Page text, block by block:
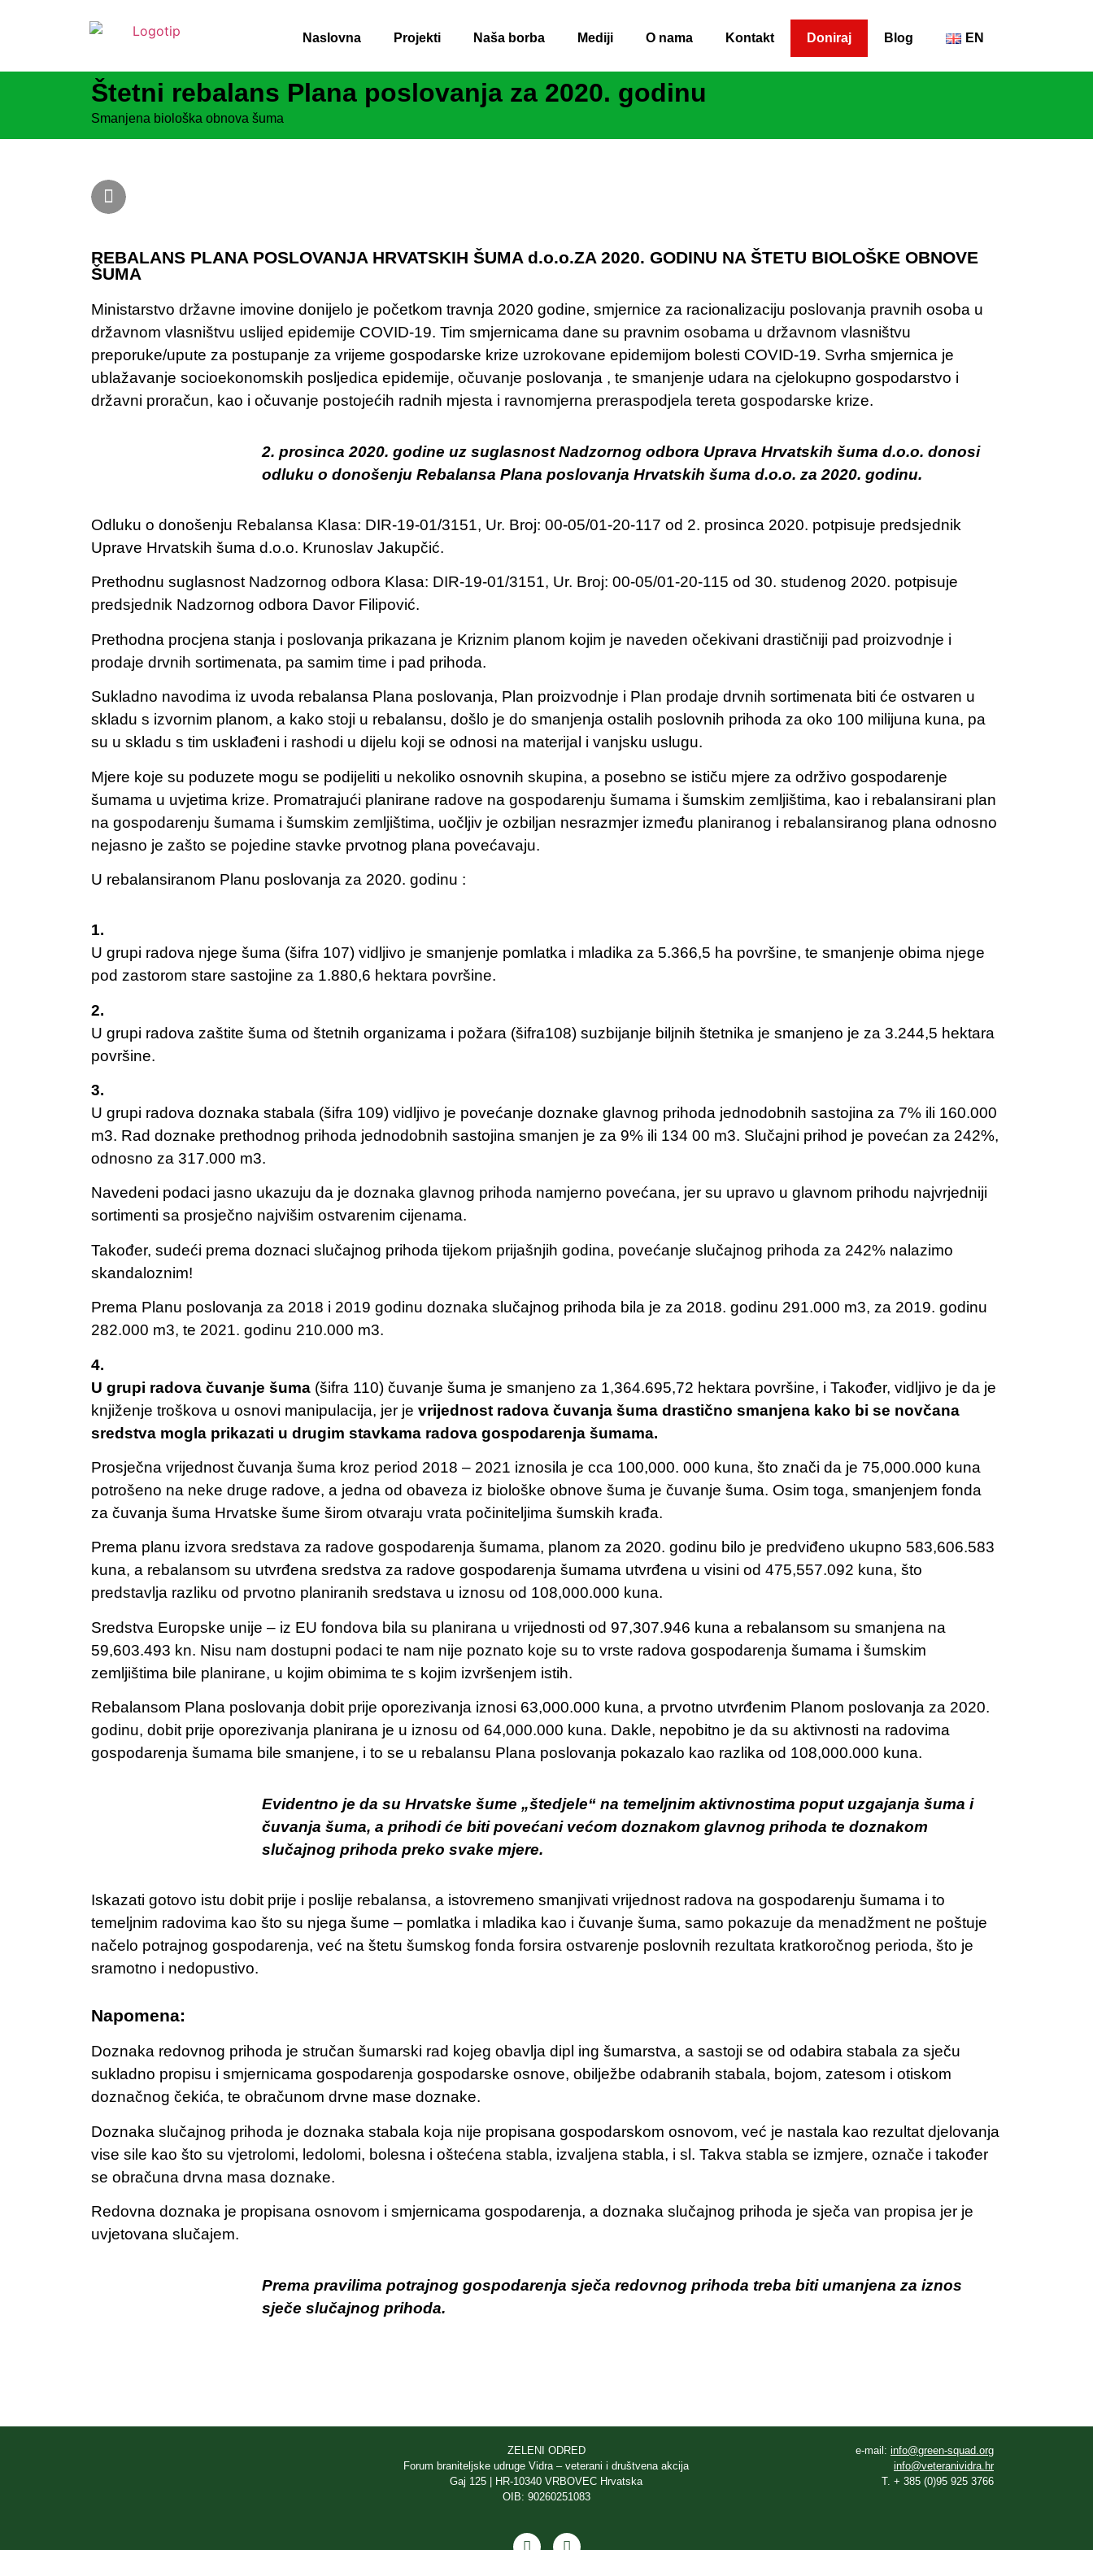
Naslovna Projekti Naša borba Mediji O nama Kontakt Doniraj Blog EN
Štetni rebalans Plana poslovanja za 2020. godinu
Smanjena biološka obnova šuma
REBALANS PLANA POSLOVANJA HRVATSKIH ŠUMA d.o.o.ZA 2020. GODINU NA ŠTETU BIOLOŠKE OBNOVE
ŠUMA
Ministarstvo državne imovine donijelo je početkom travnja 2020 godine, smjernice za racionalizaciju poslovanja pravnih osoba u
državnom vlasništvu uslijed epidemije COVID-19. Tim smjernicama dane su pravnim osobama u državnom vlasništvu
preporuke/upute za postupanje za vrijeme gospodarske krize uzrokovane epidemijom bolesti COVID-19. Svrha smjernica je
ublažavanje socioekonomskih posljedica epidemije, očuvanje poslovanja , te smanjenje udara na cjelokupno gospodarstvo i
državni proračun, kao i očuvanje postojećih radnih mjesta i ravnomjerna preraspodjela tereta gospodarske krize.
2. prosinca 2020. godine uz suglasnost Nadzornog odbora Uprava Hrvatskih šuma d.o.o. donosi
odluku o donošenju Rebalansa Plana poslovanja Hrvatskih šuma d.o.o. za 2020. godinu.
Odluku o donošenju Rebalansa Klasa: DIR-19-01/3151, Ur. Broj: 00-05/01-20-117 od 2. prosinca 2020. potpisuje predsjednik
Uprave Hrvatskih šuma d.o.o. Krunoslav Jakupčić.​
Prethodnu suglasnost Nadzornog odbora Klasa: DIR-19-01/3151, Ur. Broj: 00-05/01-20-115 od 30. studenog 2020. potpisuje
predsjednik Nadzornog odbora Davor Filipović.
Prethodna procjena stanja i poslovanja prikazana je Kriznim planom kojim je naveden očekivani drastičniji pad proizvodnje i
prodaje drvnih sortimenata, pa samim time i pad prihoda.
Sukladno navodima iz uvoda rebalansa Plana poslovanja, Plan proizvodnje i Plan prodaje drvnih sortimenata biti će ostvaren u
skladu s izvornim planom, a kako stoji u rebalansu, došlo je do smanjenja ostalih poslovnih prihoda za oko 100 milijuna kuna, pa
su u skladu s tim usklađeni i rashodi u dijelu koji se odnosi na materijal i vanjsku uslugu.​
Mjere koje su poduzete mogu se podijeliti u nekoliko osnovnih skupina, a posebno se ističu mjere za održivo gospodarenje
šumama u uvjetima krize. Promatrajući planirane radove na gospodarenju šumama i šumskim zemljištima, kao i rebalansirani plan
na gospodarenju šumama i šumskim zemljištima, uočljiv je ozbiljan nesrazmjer između planiranog i rebalansiranog plana odnosno
nejasno je zašto se pojedine stavke prvotnog plana povećavaju.​
U rebalansiranom Planu poslovanja za 2020. godinu :
1.
U grupi radova njege šuma (šifra 107) vidljivo je smanjenje pomlatka i mladika za 5.366,5 ha površine, te smanjenje obima njege
pod zastorom stare sastojine za 1.880,6 hektara površine.
2.
U grupi radova zaštite šuma od štetnih organizama i požara (šifra108) suzbijanje biljnih štetnika je smanjeno je za 3.244,5 hektara
površine.
3.
U grupi radova doznaka stabala (šifra 109) vidljivo je povećanje doznake glavnog prihoda jednodobnih sastojina za 7% ili 160.000
m3. Rad doznake prethodnog prihoda jednodobnih sastojina smanjen je za 9% ili 134 00 m3. Slučajni prihod je povećan za 242%,
odnosno za 317.000 m3.
Navedeni podaci jasno ukazuju da je doznaka glavnog prihoda namjerno povećana, jer su upravo u glavnom prihodu najvrjedniji
sortimenti sa prosječno najvišim ostvarenim cijenama.
Također, sudeći prema doznaci slučajnog prihoda tijekom prijašnjih godina, povećanje slučajnog prihoda za 242% nalazimo
skandaloznim!
Prema Planu poslovanja za 2018 i 2019 godinu doznaka slučajnog prihoda bila je za 2018. godinu 291.000 m3, za 2019. godinu
282.000 m3, te 2021. godinu 210.000 m3.
4.
U grupi radova čuvanje šuma (šifra 110) čuvanje šuma je smanjeno za 1,364.695,72 hektara površine, i Također, vidljivo je da je
knjiženje troškova u osnovi manipulacija, jer je vrijednost radova čuvanja šuma drastično smanjena kako bi se novčana
sredstva mogla prikazati u drugim stavkama radova gospodarenja šumama.
Prosječna vrijednost čuvanja šuma kroz period 2018 – 2021 iznosila je cca 100,000. 000 kuna, što znači da je 75,000.000 kuna
potrošeno na neke druge radove, a jedna od obaveza iz biološke obnove šuma je čuvanje šuma. Osim toga, smanjenjem fonda
za čuvanja šuma Hrvatske šume širom otvaraju vrata počiniteljima šumskih krađa.
Prema planu izvora sredstava za radove gospodarenja šumama, planom za 2020. godinu bilo je predviđeno ukupno 583,606.583
kuna, a rebalansom su utvrđena sredstva za radove gospodarenja šumama utvrđena u visini od 475,557.092 kuna, što
predstavlja razliku od prvotno planiranih sredstava u iznosu od 108,000.000 kuna.
Sredstva Europske unije – iz EU fondova bila su planirana u vrijednosti od 97,307.946 kuna a rebalansom su smanjena na
59,603.493 kn. Nisu nam dostupni podaci te nam nije poznato koje su to vrste radova gospodarenja šumama i šumskim
zemljištima bile planirane, u kojim obimima te s kojim izvršenjem istih.
Rebalansom Plana poslovanja dobit prije oporezivanja iznosi 63,000.000 kuna, a prvotno utvrđenim Planom poslovanja za 2020.
godinu, dobit prije oporezivanja planirana je u iznosu od 64,000.000 kuna. Dakle, nepobitno je da su aktivnosti na radovima
gospodarenja šumama bile smanjene, i to se u rebalansu Plana poslovanja pokazalo kao razlika od 108,000.000 kuna.
Evidentno je da su Hrvatske šume „štedjele“ na temeljnim aktivnostima poput uzgajanja šuma i
čuvanja šuma, a prihodi će biti povećani većom doznakom glavnog prihoda te doznakom
slučajnog prihoda preko svake mjere.
Iskazati gotovo istu dobit prije i poslije rebalansa, a istovremeno smanjivati vrijednost radova na gospodarenju šumama i to
temeljnim radovima kao što su njega šume – pomlatka i mladika kao i čuvanje šuma, samo pokazuje da menadžment ne poštuje
načelo potrajnog gospodarenja, već na štetu šumskog fonda forsira ostvarenje poslovnih rezultata kratkoročnog perioda, što je
sramotno i nedopustivo.
Napomena:
Doznaka redovnog prihoda je stručan šumarski rad kojeg obavlja dipl ing šumarstva, a sastoji se od odabira stabala za sječu
sukladno propisu i smjernicama gospodarenja gospodarske osnove, obilježbe odabranih stabala, bojom, zatesom i otiskom
doznačnog čekića, te obračunom drvne mase doznake.
Doznaka slučajnog prihoda je doznaka stabala koja nije propisana gospodarskom osnovom, već je nastala kao rezultat djelovanja
vise sile kao što su vjetrolomi, ledolomi, bolesna i oštećena stabla, izvaljena stabla, i sl. Takva stabla se izmjere, označe i također
se obračuna drvna masa doznake.
Redovna doznaka je propisana osnovom i smjernicama gospodarenja, a doznaka slučajnog prihoda je sječa van propisa jer je
uvjetovana slučajem.
Prema pravilima potrajnog gospodarenja sječa redovnog prihoda treba biti umanjena za iznos
sječe slučajnog prihoda.
ZELENI ODRED
Forum braniteljske udruge Vidra – veterani i društvena akcija
Gaj 125 | HR-10340 VRBOVEC Hrvatska
OIB: 90260251083
e-mail: info@green-squad.org
info@veteranividra.hr
T. + 385 (0)95 925 3766